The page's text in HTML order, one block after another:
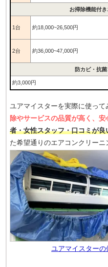
お掃除機能付き
1台 約18,000~26,500円
2台 約36,000~47,000円
防カビ・抗菌
約3,000円
ユアマイスターを実際に使って
除やサービスの品質が高く、安
者・女性スタッフ・口コミが良
た希望通りのエアコンクリーニ
ユアマイスター